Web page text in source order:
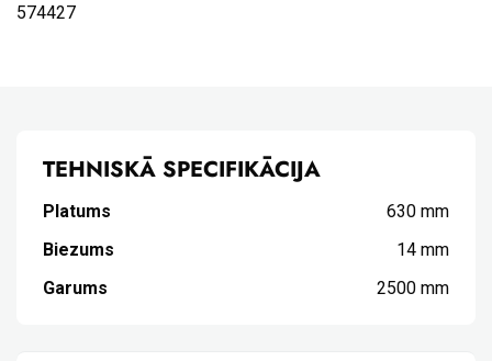
574427
TEHNISKĀ SPECIFIKĀCIJA
Platums
630 mm
Biezums
14 mm
Garums
2500 mm